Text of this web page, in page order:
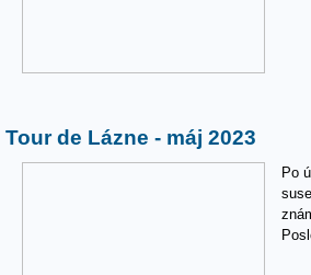
Tour de Lázne - máj 2023
Po